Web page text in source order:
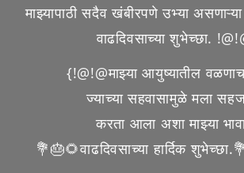
माझ्यापाठी सदैव खंबीरपणे उभ्या असणाऱ्या
वाढदिवसाच्या शुभेच्छा.
{!@!@माझ्या आयुष्यातील
ज्याच्या सहवासामुळे मला
करता आला अशा माझ्या
💐🎂🌻वाढदिवसाच्या हार्दिक